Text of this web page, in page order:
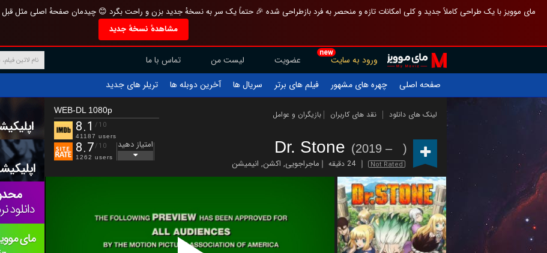
مای موویز با یک طراحی کاملاً جدید و کلی امکانات تازه و منحصر به فرد بازطراحی شده 🎉 حتماً یک سر به نسخهٔ جدید بزن و راحت بگرد 😊 چیدمان صفحهٔ اصلی مثل
مشاهدهٔ نسخهٔ جدید
new
ورود به سایت عضویت لیست من
تماس با ما
صفحه اصلی
چهره های مشهور فیلم های برتر سریال ها آخرین دوبله ها تریلر های جدید
لینک های دانلود نقد های کاربران بازیگران و عوامل
Dr. Stone (2019 – )
Not Rated 24 دقیقه ماجراجویی, اکشن, انیمیشن
WEB-DL 1080p
8.1 /10
41187 users
8.7/10
1262 users
امتیاز دهید